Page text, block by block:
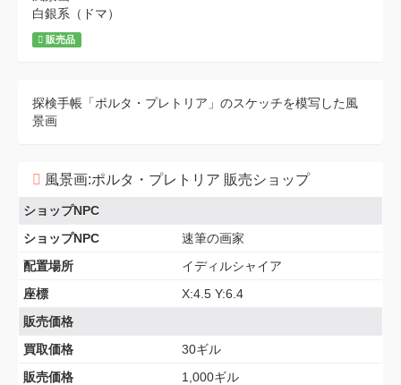
白銀系（ドマ）
販売品
探検手帳「ポルタ・プレトリア」のスケッチを模写した風
景画
風景画:ポルタ・プレトリア 販売ショップ
ショップNPC
ショップNPC
速筆の画家
配置場所
イディルシャイア
座標
X:4.5 Y:6.4
販売価格
買取価格
30ギル
販売価格
1,000ギル